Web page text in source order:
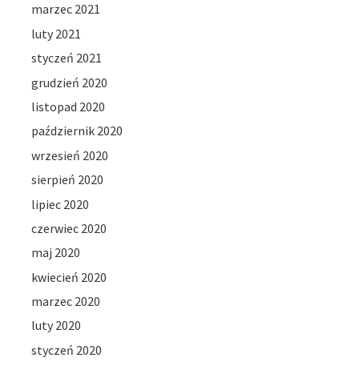
marzec 2021
luty 2021
styczeń 2021
grudzień 2020
listopad 2020
październik 2020
wrzesień 2020
sierpień 2020
lipiec 2020
czerwiec 2020
maj 2020
kwiecień 2020
marzec 2020
luty 2020
styczeń 2020